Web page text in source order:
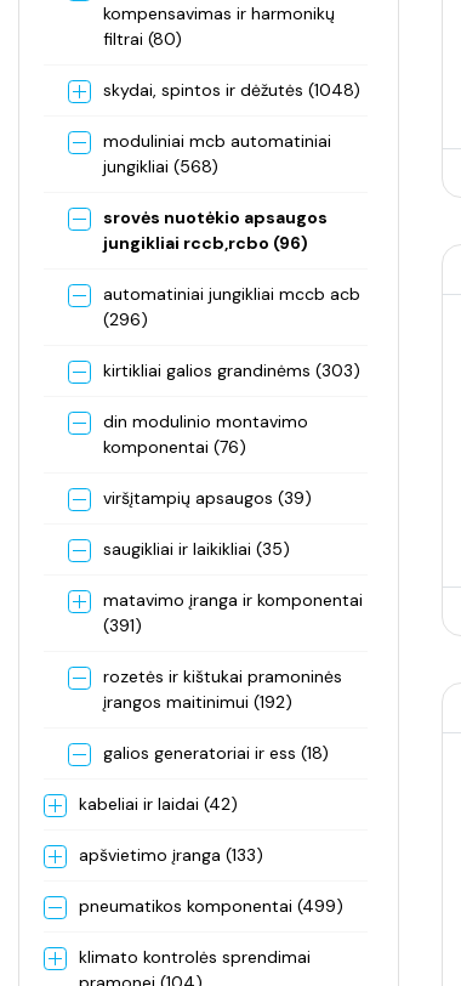
kompensavimas ir harmonikų
filtrai (80)
skydai, spintos ir dėžutės (1048)
moduliniai mcb automatiniai
jungikliai (568)
srovės nuotėkio apsaugos
jungikliai rccb,rcbo (96)
automatiniai jungikliai mccb acb
(296)
kirtikliai galios grandinėms (303)
din modulinio montavimo
komponentai (76)
viršįtampių apsaugos (39)
saugikliai ir laikikliai (35)
matavimo įranga ir komponentai
(391)
rozetės ir kištukai pramoninės
įrangos maitinimui (192)
galios generatoriai ir ess (18)
kabeliai ir laidai (42)
apšvietimo įranga (133)
pneumatikos komponentai (499)
klimato kontrolės sprendimai